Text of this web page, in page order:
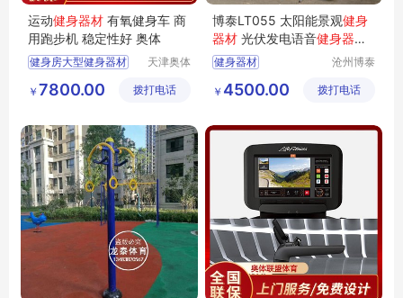
运动健身器材 有氧健身车 商
用跑步机 稳定性好 奥体
健身房大型健身器材
健身房健身器材
家庭式健身器材
天津奥体
用品有限
￥ 7800.00 拨打电话
博泰LT055 太阳能景观健身
器材 光伏发电语音健身器材
单柱遮阳棚
厂家
健身器材
沧州博泰
有限公司
￥ 4500.00 拨打电话